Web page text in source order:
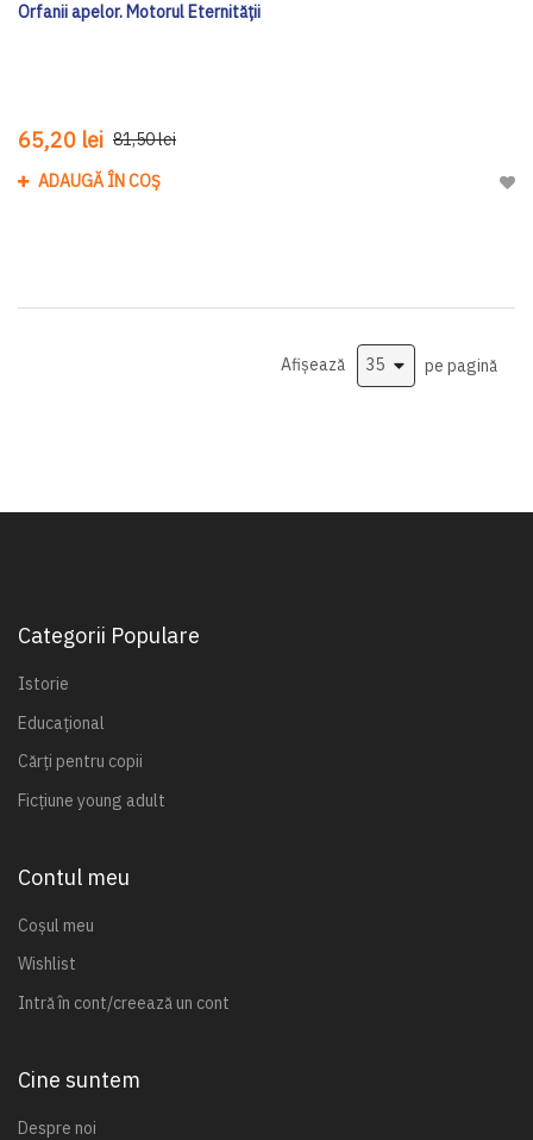
Orfanii apelor. Motorul Eternității
65,20 lei 81,50 lei
ADAUGĂ ÎN COȘ
Afișează pe pagină
Categorii Populare
Istorie
Educațional
Cărți pentru copii
Ficțiune young adult
Contul meu
Coșul meu
Wishlist
Intră în cont/creează un cont
Cine suntem
Despre noi